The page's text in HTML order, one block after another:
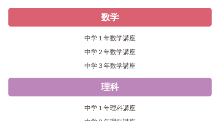
数学
中学１年数学講座
中学２年数学講座
中学３年数学講座
理科
中学１年理科講座